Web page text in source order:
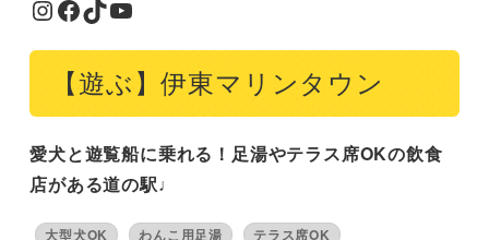
Instagram
Facebook
TikTok
YouTube
【遊ぶ】伊東マリンタウン
愛犬と遊覧船に乗れる！足湯やテラス席OKの飲食
店がある道の駅♩
大型犬OK わんこ用足湯 テラス席OK